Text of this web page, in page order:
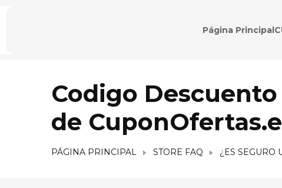
Página Principal
Codigo
de
PÁGINA PRINCIPAL STORE FAQ ¿ES SEGURO